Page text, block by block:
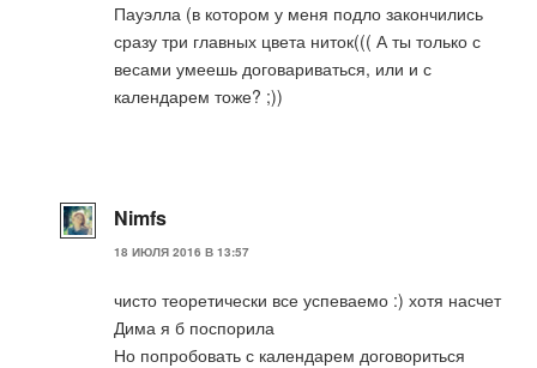
Пауэлла (в котором у меня подло закончились
сразу три главных цвета ниток((( А ты только с
весами умеешь договариваться, или и с
календарем тоже? ;))
Nimfs
18 ИЮЛЯ 2016 В 13:57
чисто теоретически все успеваемо :) хотя насчет
Дима я б поспорила
Но попробовать с календарем договориться